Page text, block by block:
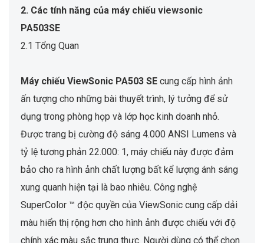
2. Các tính năng của máy chiếu viewsonic
PA503SE
2.1 Tổng Quan
Máy chiếu ViewSonic PA503 SE cung cấp hình ảnh
ấn tượng cho những bài thuyết trình, lý tưởng để sử
dụng trong phòng họp và lớp học kinh doanh nhỏ.
Được trang bị cường độ sáng 4.000 ANSI Lumens và
tỷ lệ tương phản 22.000: 1, máy chiếu này được đảm
bảo cho ra hình ảnh chất lượng bất kể lượng ánh sáng
xung quanh hiện tại là bao nhiêu. Công nghệ
SuperColor ™ độc quyền của ViewSonic cung cấp dải
màu hiển thị rộng hơn cho hình ảnh được chiếu với độ
chính xác màu sắc trung thực. Người dùng có thể chọn